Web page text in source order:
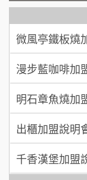
廖 先生/小姐
加盟預算
【曉妍美妝】
自助洗衣店誠
MUSHEN徵
日十。早午食
拾鑶火鍋加盟
全家加盟說明
微風亭鐵板燒
漫步藍咖啡加
明石章魚燒加
出櫃加盟說明
千香漢堡加盟
七盞茶加盟說